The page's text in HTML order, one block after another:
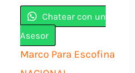
Chatear con un
Asesor
Marco Para Escofina